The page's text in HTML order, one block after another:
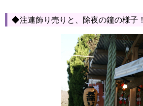
◆注連飾り売りと、除夜の鐘の様子！